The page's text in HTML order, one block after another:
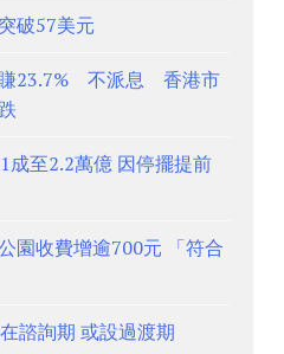
破57美元
賺23.7% 不派息 香港市
成至2.2萬億 因停擺提前
園收費增逾700元 「符合
諮詢期 或設過渡期